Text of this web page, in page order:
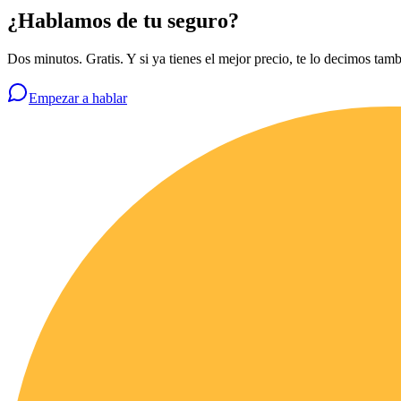
¿Hablamos de tu seguro?
Dos minutos. Gratis. Y si ya tienes el mejor precio, te lo decimos
Empezar a hablar